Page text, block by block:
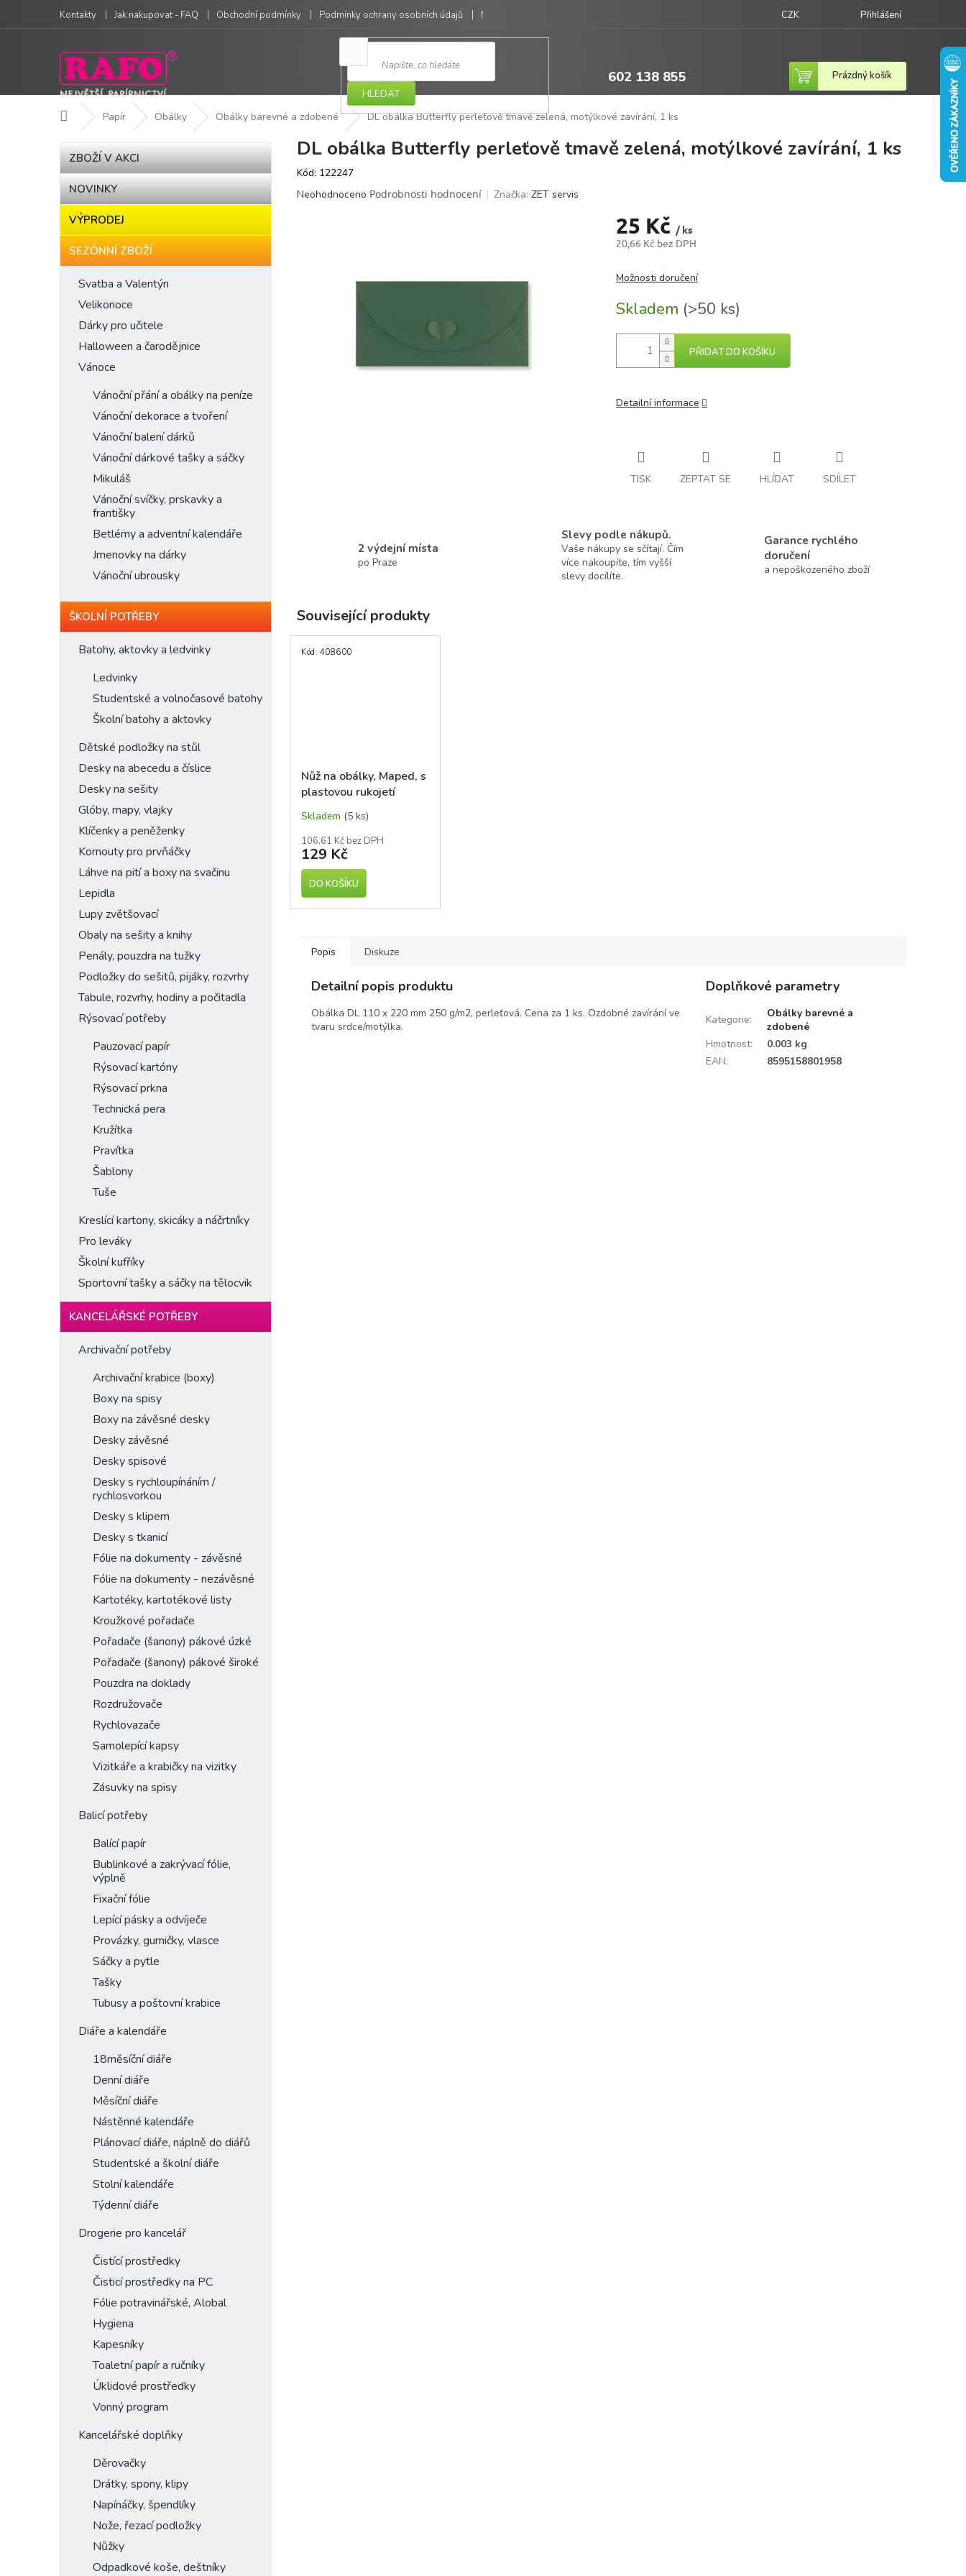
obsah
Kontakty Jak nakupovat - FAQ Obchodní podmínky Podmínky ochrany osobních údajů Moje objednávka CZK Přihlášení
HLEDAT
602 138 855
Nákupní
košík
Prázdný košík
Domů Papír Obálky Obálky barevné a zdobené DL obálka Butterfly perleťově tmavě zelená, motýlkové zavírání, 1 ks
P
o
s
t
Přeskočit
kategorie
ZBOŽÍ V AKCI
NOVINKY
VÝPRODEJ
SEZÓNNÍ ZBOŽÍ
Svatba a Valentýn
Velikonoce
Dárky pro učitele
Halloween a čarodějnice
Vánoce
Vánoční přání a obálky na peníze
Vánoční dekorace a tvoření
Vánoční balení dárků
Vánoční dárkové tašky a sáčky
Mikuláš
Vánoční svíčky, prskavky a
františky
Betlémy a adventní kalendáře
Jmenovky na dárky
Vánoční ubrousky
ŠKOLNÍ POTŘEBY
Batohy, aktovky a ledvinky
Ledvinky
Studentské a volnočasové batohy
Školní batohy a aktovky
Dětské podložky na stůl
Desky na abecedu a číslice
Desky na sešity
Glóby, mapy, vlajky
Klíčenky a peněženky
Kornouty pro prvňáčky
Láhve na pití a boxy na svačinu
Lepidla
Lupy zvětšovací
Obaly na sešity a knihy
Penály, pouzdra na tužky
Podložky do sešitů, pijáky, rozvrhy
Tabule, rozvrhy, hodiny a počitadla
Rýsovací potřeby
Pauzovací papír
Rýsovací kartóny
Rýsovací prkna
Technická pera
Kružítka
Pravítka
Šablony
Tuše
Kreslící kartony, skicáky a náčrtníky
Pro leváky
Školní kufříky
Sportovní tašky a sáčky na tělocvik
KANCELÁŘSKÉ POTŘEBY
Archivační potřeby
Archivační krabice (boxy)
Boxy na spisy
Boxy na závěsné desky
Desky závěsné
Desky spisové
Desky s rychloupínáním /
rychlosvorkou
Desky s klipem
Desky s tkanicí
Fólie na dokumenty - závěsné
Fólie na dokumenty - nezávěsné
Kartotéky, kartotékové listy
Kroužkové pořadače
Pořadače (šanony) pákové úzké
Pořadače (šanony) pákové široké
Pouzdra na doklady
Rozdružovače
Rychlovazače
Samolepící kapsy
Vizitkáře a krabičky na vizitky
Zásuvky na spisy
Balicí potřeby
Balící papír
Bublinkové a zakrývací fólie,
výplně
Fixační fólie
Lepící pásky a odvíječe
Provázky, gumičky, vlasce
Sáčky a pytle
Tašky
Tubusy a poštovní krabice
Diáře a kalendáře
18měsíční diáře
Denní diáře
Měsíční diáře
Nástěnné kalendáře
Plánovací diáře, náplně do diářů
Studentské a školní diáře
Stolní kalendáře
Týdenní diáře
Drogerie pro kancelář
Čistící prostředky
Čisticí prostředky na PC
Fólie potravinářské, Alobal
Hygiena
Kapesníky
Toaletní papír a ručníky
Úklidové prostředky
Vonný program
Kancelářské doplňky
Děrovačky
Drátky, spony, klipy
Napínáčky, špendlíky
Nože, řezací podložky
Nůžky
Odpadkové koše, deštníky
DL obálka Butterfly perleťově tmavě zelená, motýlkové zavírání, 1 ks
Kód: 122247
Průměrné
Neohodnoceno Podrobnosti hodnocení Značka: ZET servis
25 Kč / ks
20,66 Kč bez DPH
cena:
Skladem (>50 ks)
Možnosti doručení
PŘIDAT DO KOŠÍKU
Detailní informace
TISK ZEPTAT SE HLÍDAT SDÍLET
2 výdejní místa
po Praze
Slevy podle nákupů.
Vaše nákupy se sčítají. Čím
více nakoupíte, tím vyšší
slevy docílíte.
Garance rychlého
doručení
a nepoškozeného zboží
Související produkty
Nůž na obálky, Maped, s
plastovou rukojetí
Skladem (5 ks)
106,61 Kč bez DPH
129 Kč
DO KOŠÍKU
Kód: 408600
Popis Diskuze
Detailní popis produktu
Obálka DL 110 x 220 mm 250 g/m2, perleťová. Cena za 1 ks. Ozdobné zavírání ve
tvaru srdce/motýlka.
Doplňkové parametry
Kategorie:
Obálky barevné a
zdobené
Hmotnost:
0.003 kg
EAN: 8595158801958